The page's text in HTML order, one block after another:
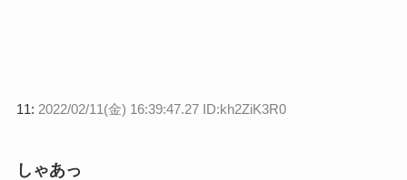
11: 2022/02/11(金) 16:39:47.27 ID:kh2ZiK3R0
しゃあっ